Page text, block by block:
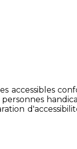
accessibles